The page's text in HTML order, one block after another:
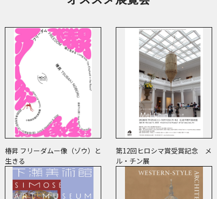
椿昇 フリーダムー像（ゾウ）と
生きる
第12回ヒロシマ賞受賞記念 メ
ル・チン展